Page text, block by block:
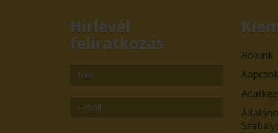
Hírlevél
feliratkozás
Rólunk